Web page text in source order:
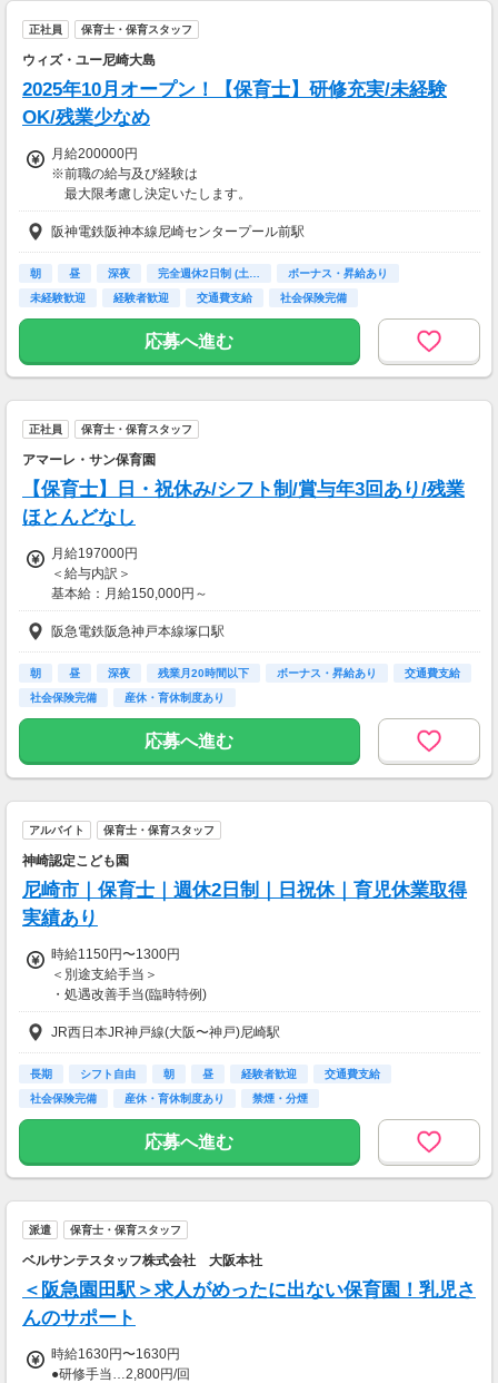
正社員 保育士・保育スタッフ
ウィズ・ユー尼崎大島
2025年10月オープン！【保育士】研修充実/未経験
OK/残業少なめ
月給200000円
※前職の給与及び経験は
最大限考慮し決定いたします。
＜別途支給手当＞
資格手当：3,000円
■昇給あり
一部支給
阪神電鉄阪神本線尼崎センタープール前駅
朝 昼 深夜 完全週休2日制 (土…
ボーナス・昇給あり
未経験歓迎
経験者歓迎 交通費支給 社会保険完備
応募へ進む
正社員 保育士・保育スタッフ
アマーレ・サン保育園
【保育士】日・祝休み/シフト制/賞与年3回あり/残業
ほとんどなし
月給197000円
＜給与内訳＞
基本給：月給150,000円～
※経験によって違いあり
職務手当：25,000円
処遇改善手当：22,000円～
＜各種手当＞
こども手当：扶養されるお子様がおられる方
住宅手当：あり(借上げ住宅制度も利用可能)
※尼崎市の制度に準ずる
■賞与あり(年3回)
※前年度実績：計4.0ヵ月分(1年目のみ計2ヵ月)
※令和6年度の尼崎市基準に準ずる
一部支給
阪急電鉄阪急神戸本線塚口駅
朝 昼 深夜 残業月20時間以下 ボーナス・昇給あり
交通費支給
社会保険完備
産休・育休制度あり
応募へ進む
アルバイト 保育士・保育スタッフ
神崎認定こども園
尼崎市｜保育士｜週休2日制｜日祝休｜育児休業取得
実績あり
時給1150円〜1300円
＜別途支給手当＞
・処遇改善手当(臨時特例)
月3,600円～5,400円程度
※特例が継続する限り支給
【交通費】
一部支給
JR西日本JR神戸線(大阪〜神戸)尼崎駅
長期 シフト自由 朝 昼 経験者歓迎
交通費支給
社会保険完備
産休・育休制度あり 禁煙・分煙
応募へ進む
派遣 保育士・保育スタッフ
ベルサンテスタッフ株式会社 大阪本社
＜阪急園田駅＞求人がめったに出ない保育園！乳児さ
んのサポート
時給1630円〜1630円
●研修手当…2,800円/回